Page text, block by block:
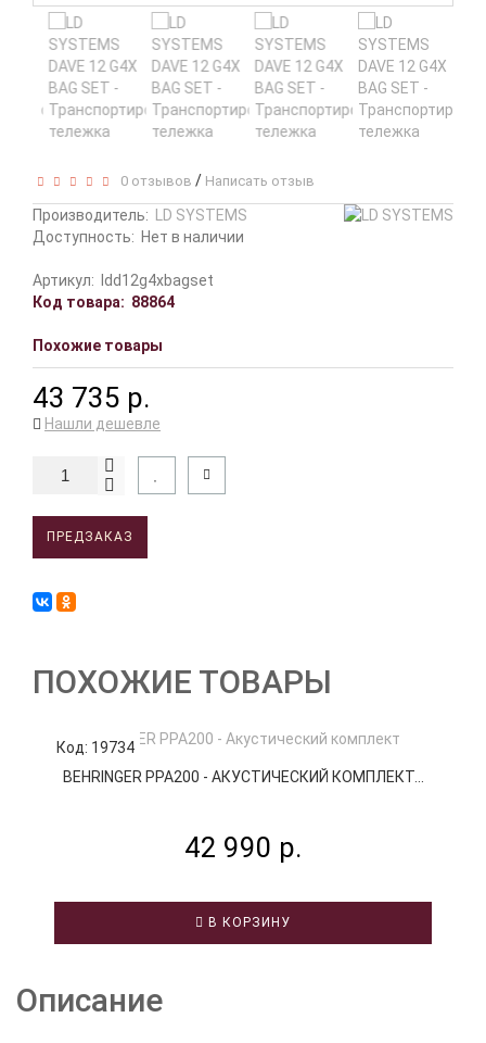
0 отзывов / Написать отзыв
Производитель:
LD SYSTEMS
Доступность: Нет в наличии
Артикул:
ldd12g4xbagset
Код товара: 88864
Похожие товары
43 735 р.
Нашли дешевле
ПРЕДЗАКАЗ
ПОХОЖИЕ ТОВАРЫ
Код: 19734
BEHRINGER PPA200 - АКУСТИЧЕСКИЙ КОМПЛЕКТ...
42 990 р.
В КОРЗИНУ
Описание